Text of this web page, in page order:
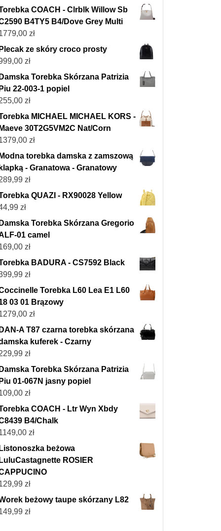
COACH - Clrblk Willow Sb
B4TY5 B4/Dove Grey Multi
zł
Plecak ze skóry croco prosty
zł
Damska Torebka Skórzana Patrizia
Piu 22-003-1 popiel
zł
MICHAEL MICHAEL KORS -
Maeve 30T2G5VM2C Nat/Corn
zł
Modna torebka damska z zamszową
klapką - Granatowa - Granatowy
zł
QUAZI - RX90028 Yellow
zł
Damska Torebka Skórzana Gregorio
01 camel
zł
BADURA - CS7592 Black
zł
Torebka L60 Lea E1 L60
03 01 Brązowy
zł
DAN-A T87 czarna torebka skórzana
kuferek - Czarny
zł
Damska Torebka Skórzana Patrizia
Piu 01-067N jasny popiel
zł
COACH - Ltr Wyn Xbdy
B4/Chalk
zł
Listonoszka beżowa
LuluCastagnette ROSIER
zł
beżowy taupe skórzany L82
zł